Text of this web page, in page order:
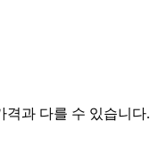
격과 다를 수 있습니다.